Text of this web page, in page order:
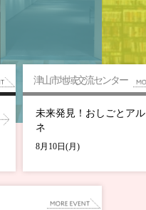
津山市地域交流センター
未来発見！おしごとアル
ネ
8月10日(月)